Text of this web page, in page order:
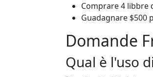
Comprare 4 libbre
Guadagnare $500
Domande
Qual è l'uso